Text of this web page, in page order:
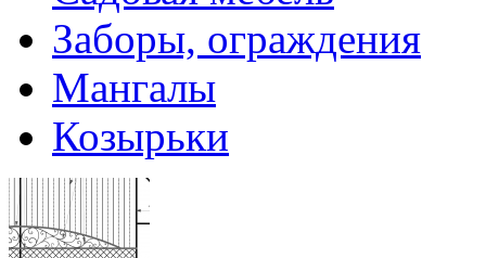
Заборы, ограждения
Мангалы
Козырьки